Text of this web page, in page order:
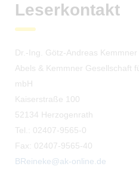
Leserkontakt
Dr.-Ing. Götz-Andreas Kemmner
Abels & Kemmner Gesellschaft
mbH
Kaiserstraße 100
52134 Herzogenrath
Tel.: 02407-9565-0
Fax: 02407-9565-40
BReineke@ak-online.de